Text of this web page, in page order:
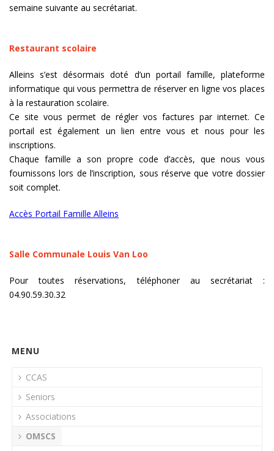
semaine suivante au secrétariat.
Restaurant scolaire
Alleins s’est désormais doté d’un portail famille, plateforme
informatique qui vous permettra de réserver en ligne vos places
à la restauration scolaire.
Ce site vous permet de régler vos factures par internet. Ce
portail est également un lien entre vous et nous pour les
inscriptions.
Chaque famille a son propre code d’accès, que nous vous
fournissons lors de l’inscription, sous réserve que votre dossier
soit complet.
Accès Portail Famille Alleins
Salle Communale Louis Van Loo
Pour toutes réservations, téléphoner au secrétariat :
04.90.59.30.32
MENU
CCAS
Seniors
Associations
OMSCS